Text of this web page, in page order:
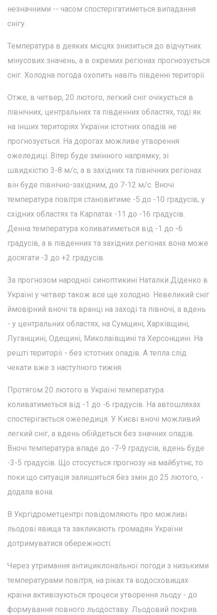
незначними -- часом спостерігатиметься випадання
снігу.
Температура в деяких місцях знизиться до відчутних
мінусових значень, а в окремих регіонах прогнозується
сніг. Холодна погода охопить навіть південні території.
Отже, в четвер, 20 лютого, легкий сніг очікується в
північних, центральних та південних областях, тоді як
на інших територіях України істотних опадів не
прогнозується. На дорогах можливе утворення
ожеледиці. Вітер буде змінного напрямку, зі
швидкістю 3-8 м/с, а в західних та північних регіонах
він буде північно-західним, до 7-12 м/с. Вночі
температура повітря становитиме -5 до -10 градусів, у
східних областях та Карпатах -11 до -16 градусів.
Денна температура коливатиметься від -1 до -6
градусів, а в південних та західних регіонах вона може
досягати -3 до +2 градусів.
За прогнозом народної синоптикині Наталки Діденко в
Україні у четвер також все ще холодно. Невеликий сніг
ймовірний вночі та вранці на заході та півночі, а вдень
- у центральних областях, на Сумщині, Харківщині,
Луганщині, Одещині, Миколаївщині та Херсонщині. На
решті території - без істотних опадів. А тепла слід
чекати вже з наступного тижня.
Протягом 20 лютого в Україні температура
коливатиметься від -1 до -6 градусів. На автошляхах
спостерігається ожеледиця. У Києві вночі можливий
легкий сніг, а вдень обійдеться без значних опадів.
Вночі температура впаде до -7-9 градусів, вдень буде
-3-5 градусів. Що стосується прогнозу на майбутнє, то
поки що ситуація залишиться без змін до 25 лютого, -
додала вона.
В Укргідрометцентрі повідомляють про можливі
льодові явища та закликають громадян України
дотримуватися обережності.
Через утримання антициклональної погоди з низькими
температурами повітря, на ріках та водосховищах
країни активізуються процеси утворення льоду - до
формування повного льодоставу. Льодовий покрив